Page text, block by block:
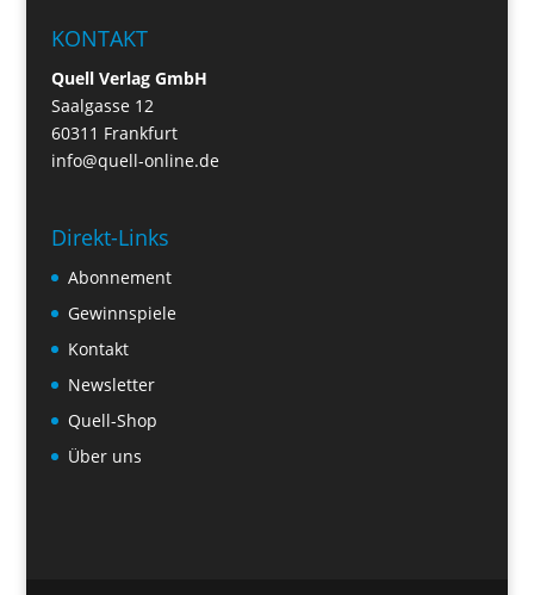
KONTAKT
Quell Verlag GmbH
Saalgasse 12
60311 Frankfurt
info@quell-online.de
Direkt-Links
Abonnement
Gewinnspiele
Kontakt
Newsletter
Quell-Shop
Über uns